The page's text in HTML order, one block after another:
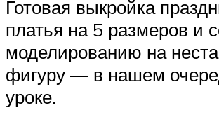
Готовая выкройка
платья на 5 размеров и
моделированию на
фигуру — в нашем
уроке.